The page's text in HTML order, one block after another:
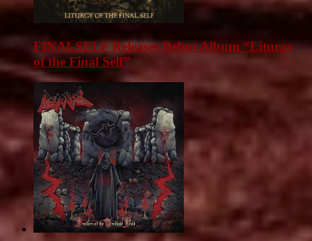
FINALSELF Releases Debut Album “Liturgy
of the Final Self”